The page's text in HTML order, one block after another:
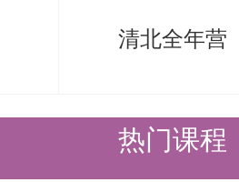
文和面试成绩两部
计算(百分制)。
清北全年营
热门课程